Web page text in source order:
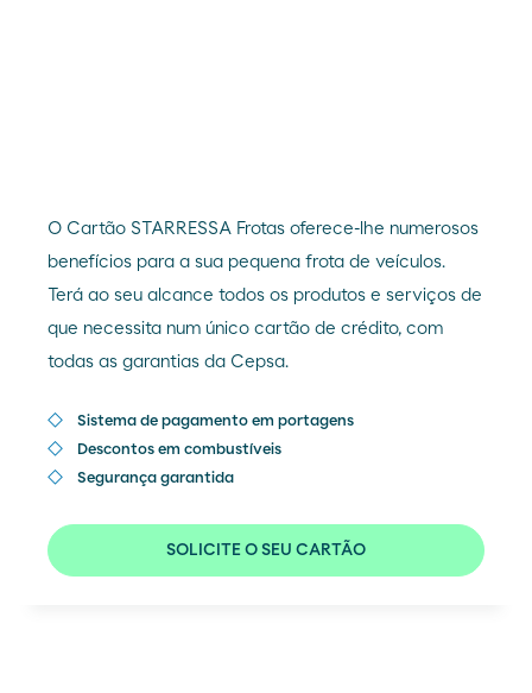
O Cartão STARRESSA Frotas oferece-lhe numerosos
benefícios para a sua pequena frota de veículos.
Terá ao seu alcance todos os produtos e serviços de
que necessita num único cartão de crédito, com
todas as garantias da Cepsa.
Sistema de pagamento em portagens
Descontos em combustíveis
Segurança garantida
SOLICITE O SEU CARTÃO